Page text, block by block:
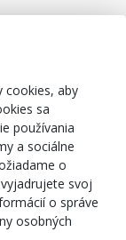
cookies, aby
sa
používania
a sociálne
o
svoj
o správe
osobných